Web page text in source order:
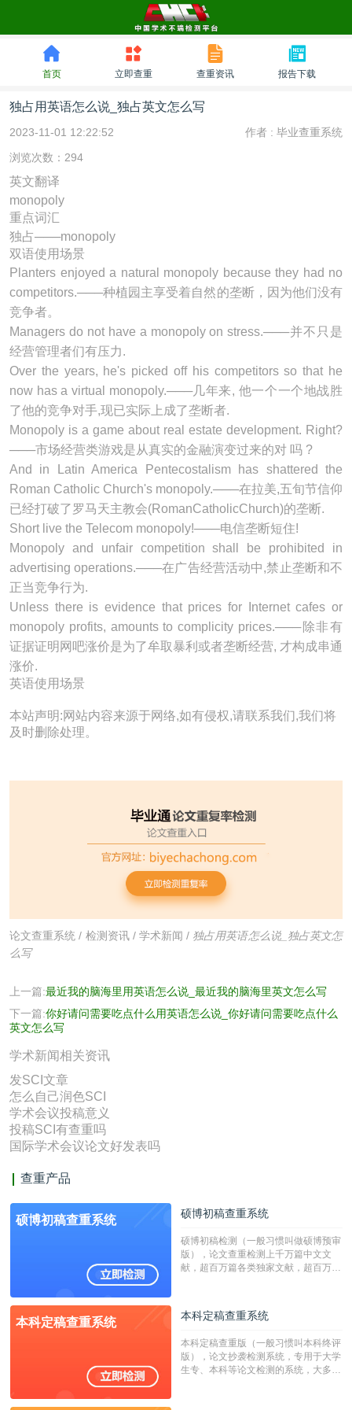
首页 立即查重 查重资讯 报告下载
独占用英语怎么说_独占英文怎么写
2023-11-01 12:22:52 作者 : 毕业查重系统
浏览次数：294
英文翻译
monopoly
重点词汇
独占───monopoly
双语使用场景
Planters enjoyed a natural monopoly because they had no
competitors.───种植园主享受着自然的垄断，因为他们没有
竞争者。
Managers do not have a monopolyon stress.───并不只是
经营管理者们有压力.
Over the years, he's picked off his competitors so that he
now has a virtual monopoly.───几年来, 他一个一个地战胜
了他的竞争对手,现已实际上成了垄断者.
Monopoly is a game about real estate development. Right?
───市场经营类游戏是从真实的金融演变过来的对 吗 ?
And in Latin America Pentecostalism has shattered the
Roman Catholic Church's monopoly.───在拉美,五旬节信仰
已经打破了罗马天主教会(RomanCatholicChurch)的垄断.
Short live the Telecom monopoly!───电信垄断短住!
Monopoly and unfair competition shall be prohibited in
advertising operations.───在广告经营活动中,禁止垄断和不
正当竞争行为.
Unless there is evidence that prices for Internet cafes or
monopoly profits, amounts to complicity prices.───除非有
证据证明网吧涨价是为了牟取暴利或者垄断经营, 才构成串通
涨价.
英语使用场景
本站声明:网站内容来源于网络,如有侵权,请联系我们,我们将
及时删除处理。
论文查重系统 / 检测资讯/ 学术新闻 / 独占用英语怎么说_独占英文怎
么写
上一篇:最近我的脑海里用英语怎么说_最近我的脑海里英文怎么写
下一篇:你好请问需要吃点什么用英语怎么说_你好请问需要吃点什么
英文怎么写
学术新闻相关资讯
发SCI文章
怎么自己润色SCI
学术会议投稿意义
投稿SCI有查重吗
国际学术会议论文好发表吗
查重产品
硕博初稿查重系统 硕博初稿查重系统
硕博初稿检测（一般习惯叫做硕博预审
版），论文查重检测上千万篇中文文
献，超百万篇各类独家文献，超百万港
校用来检测硕博论文的系统，检测范围
广，数据来源真实，检测算法合理!本
字符数30万）
本科定稿查重系统 本科定稿查重系统
本科定稿查重版（一般习惯叫本科终评
版），论文抄袭检测系统，专用于大学
生专、本科等论文检测的系统，大多数